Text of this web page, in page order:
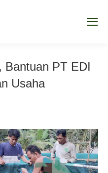
Bantuan PT EDI
Usaha